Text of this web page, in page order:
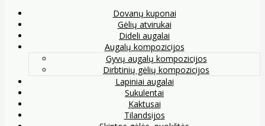
Dovanų kuponai
Gėlių atvirukai
Dideli augalai
Augalų kompozicijos
Gyvų augalų kompozicijos
Dirbtinių gėlių kompozicijos
Lapiniai augalai
Sukulentai
Kaktusai
Tilandsijos